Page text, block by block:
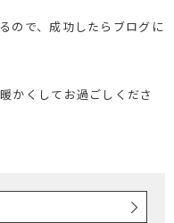
ので、成功したらブログに
かくしてお過ごしくださ